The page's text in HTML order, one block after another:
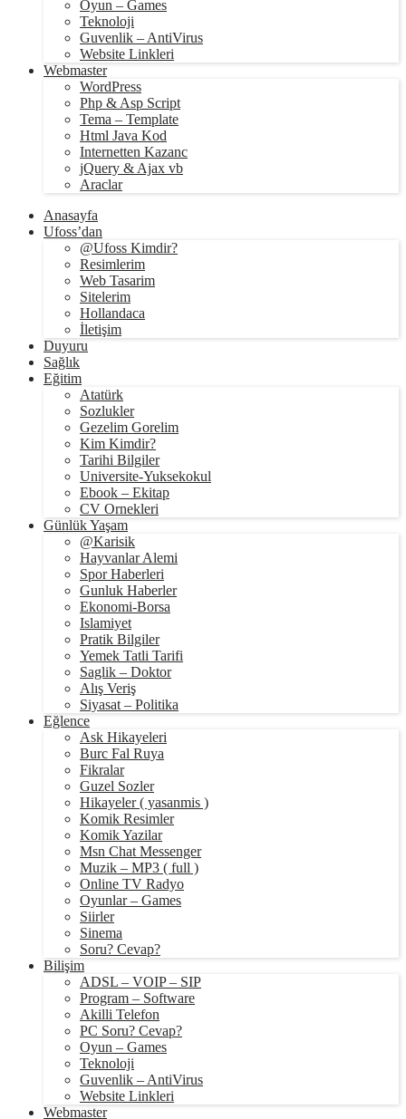
Oyun – Games
Teknoloji
Guvenlik – AntiVirus
Website Linkleri
Webmaster
WordPress
Php & Asp Script
Tema – Template
Html Java Kod
Internetten Kazanc
jQuery & Ajax vb
Araclar
Anasayfa
Ufoss’dan
@Ufoss Kimdir?
Resimlerim
Web Tasarim
Sitelerim
Hollandaca
İletişim
Duyuru
Sağlık
Eğitim
Atatürk
Sozlukler
Gezelim Gorelim
Kim Kimdir?
Tarihi Bilgiler
Universite-Yuksekokul
Ebook – Ekitap
CV Ornekleri
Günlük Yaşam
@Karisik
Hayvanlar Alemi
Spor Haberleri
Gunluk Haberler
Ekonomi-Borsa
Islamiyet
Pratik Bilgiler
Yemek Tatli Tarifi
Saglik – Doktor
Alış Veriş
Siyasat – Politika
Eğlence
Ask Hikayeleri
Burc Fal Ruya
Fikralar
Guzel Sozler
Hikayeler ( yasanmis )
Komik Resimler
Komik Yazilar
Msn Chat Messenger
Muzik – MP3 ( full )
Online TV Radyo
Oyunlar – Games
Siirler
Sinema
Soru? Cevap?
Bilişim
ADSL – VOIP – SIP
Program – Software
Akilli Telefon
PC Soru? Cevap?
Oyun – Games
Teknoloji
Guvenlik – AntiVirus
Website Linkleri
Webmaster